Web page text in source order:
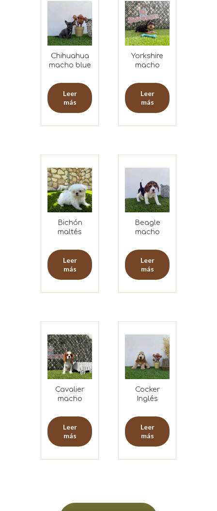
Chihuahua
macho blue
Leer
más
Yorkshire
macho
Leer
más
Bichón
maltés
macho
Leer
más
Beagle
macho
Leer
más
Cavalier
macho
Leer
más
Cocker
Inglés
Leer
más